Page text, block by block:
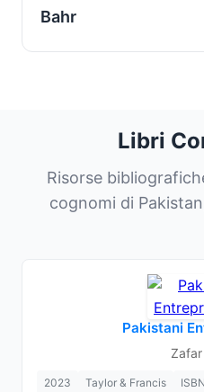
Bahr
Libri
Risorse
cognomi di
Pakistani
2023 Taylor & Francis